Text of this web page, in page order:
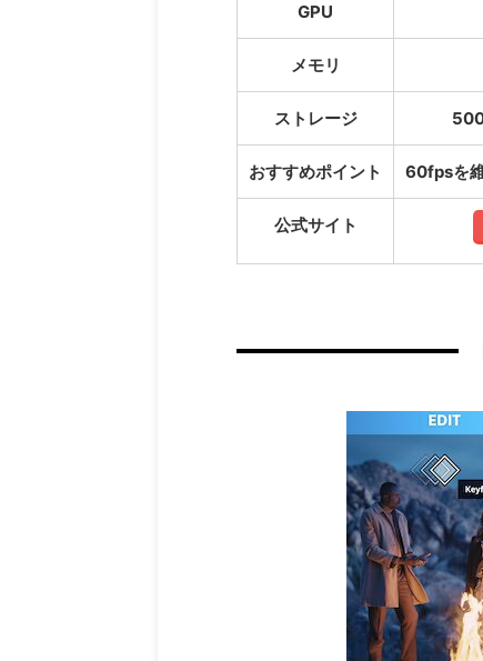
GPU
メモリ
ストレージ
おすすめポイント 60fpsを
公式サイト